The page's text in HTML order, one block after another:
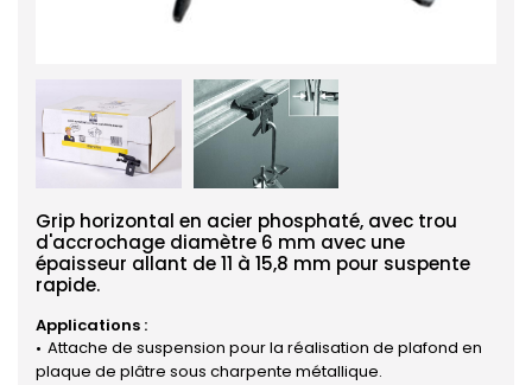
Grip horizontal en acier phosphaté, avec trou
d'accrochage diamètre 6 mm avec une
épaisseur allant de 11 à 15,8 mm pour suspente
rapide.
Applications :
Attache de suspension pour la réalisation de plafond en
plaque de plâtre sous charpente métallique.